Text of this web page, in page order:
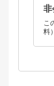
非
こ
料